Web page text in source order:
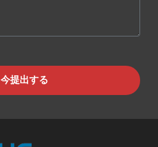
今提出する